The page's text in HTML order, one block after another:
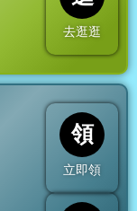
去逛逛
領
立即領